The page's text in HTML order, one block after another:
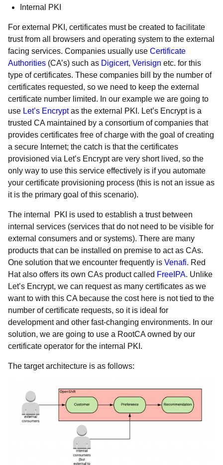
Internal PKI
For external PKI, certificates must be created to facilitate
trust from all browsers and operating system to the external
facing services. Companies usually use Certificate
Authorities (CA’s) such as Digicert, Verisign etc. for this
type of certificates. These companies bill by the number of
certificates requested, so we need to keep the external
certificate number limited. In our example we are going to
use Let’s Encryptas the external PKI. Let’s Encrypt is a
trusted CA maintained by a consortium of companies that
provides certificates free of charge with the goal of creating
a secure Internet; the catch is that the certificates
provisioned via Let’s Encrypt are very short lived, so the
only way to use this service effectively is if you automate
your certificate provisioning process (this is not an issue as
it is the primary goal of this scenario).
The internal PKI is used to establish a trust between
internal services (services that do not need to be visible for
external consumers and or systems). There are many
products that can be installed on premise to act as CAs.
One solution that we encounter frequently is Venafi. Red
Hat also offers its own CAs product called FreeIPA. Unlike
Let’s Encrypt, we can request as many certificates as we
want to with this CA because the cost here is not tied to the
number of certificate requests, so it is ideal for
development and other fast-changing environments. In our
solution, we are going to use a RootCA owned by our
certificate operator for the internal PKI.
The target architecture is as follows: